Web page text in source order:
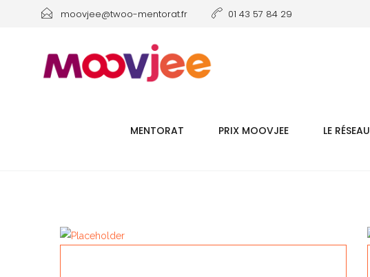
moovjee@twoo-mentorat.fr 01 43 57 84 29
MENTORAT PRIX MOOVJEE LE RÉSEAU